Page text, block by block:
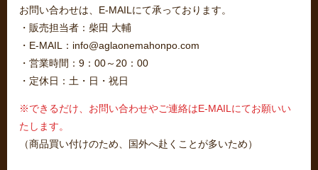
お問い合わせは、E-MAILにて承っております。
・販売担当者：柴田 大輔
・E-MAIL：info@aglaonemahonpo.com
・営業時間：9：00～20：00
・定休日：土・日・祝日
※できるだけ、お問い合わせやご連絡はE-MAILにてお願いい
たします。
（商品買い付けのため、国外へ赴くことが多いため）